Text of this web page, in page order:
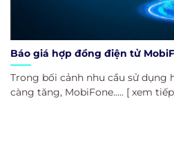
Báo giá hợp đồng điện tử
Trong bối cảnh nhu cầu sử dụng
càng tăng, MobiFone..... [ xem tiếp